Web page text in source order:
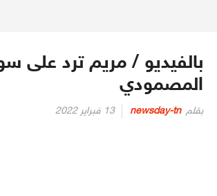
بالفيديو / مريم ترد على
المصمودي
بقلم newsday-tn
Posted
13 فبراير 2022